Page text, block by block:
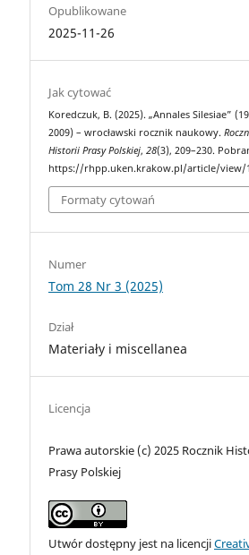
Opublikowane
2025-11-26
Jak cytować
Koredczuk, B. (2025). „Annales Silesiae”
2009) – wrocławski rocznik naukowy.
Historii Prasy Polskiej,28(3), 209–230.
https://rhpp.uken.krakow.pl/article/view/
Formaty cytowań
Numer
Tom 28 Nr 3 (2025)
Dział
Materiały i miscellanea
Licencja
Prawa autorskie (c) 2025 Rocznik
Prasy Polskiej
Utwór dostępny jest na licencji